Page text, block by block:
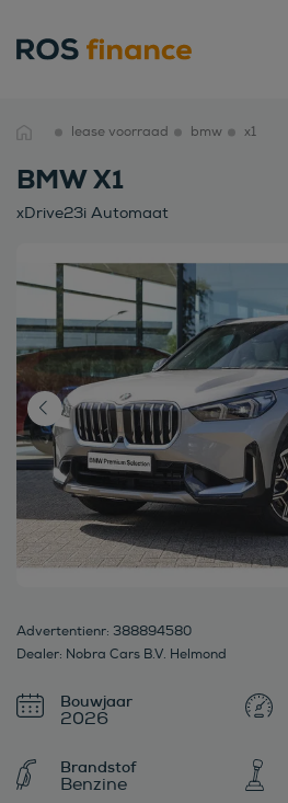
lease voorraad bmw x1
BMW X1
xDrive23i Automaat
Advertentienr: 388894580
Dealer: Nobra Cars B.V. Helmond
Bouwjaar
2026
Brandstof
Benzine